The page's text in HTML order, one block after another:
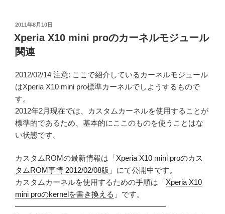
投
稿
日:
2011年8月10日
Xperia X10 mini proのカーネルモジュール
関連
2012/02/14 注意: ここで紹介しているカーネルモジュール
はXperia X10 mini pro標準カーネルでしようするもので
す。
2012年2月現在では、カスタムカーネルを使用することが
標準的であるため、基本的にここのものを使うことはな
い状態です。
カスタムROMの最新情報は「Xperia X10 mini proのカス
タムROM事情 2012/02/08版 」にて公開中です。
カスタムカーネルを使用するための手順は「Xperia X10
mini proのkernelを書き換える 」です。
————————————————————